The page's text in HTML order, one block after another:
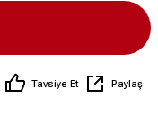
Tavsiye Et Paylaş